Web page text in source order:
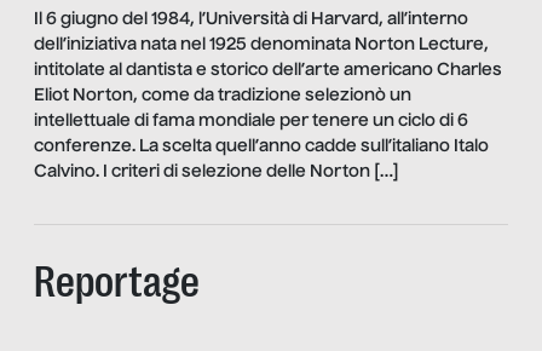
Il 6 giugno del 1984, l’Università di Harvard, all’interno
dell’iniziativa nata nel 1925 denominata Norton Lecture,
intitolate al dantista e storico dell’arte americano Charles
Eliot Norton, come da tradizione selezionò un
intellettuale di fama mondiale per tenere un ciclo di 6
conferenze. La scelta quell’anno cadde sull’italiano Italo
Calvino. I criteri di selezione delle Norton […]
Reportage